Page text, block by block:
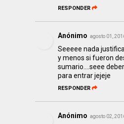
RESPONDER
Anónimo agosto 01,
Seeeee nada
y menos si fueron
sumario....seee
para entrar jejeje
RESPONDER
Anónimo agosto 02,